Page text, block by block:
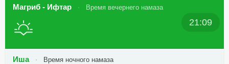
Магриб - Ифтар Время вечернего намаза
21:09
Иша Время ночного намаза